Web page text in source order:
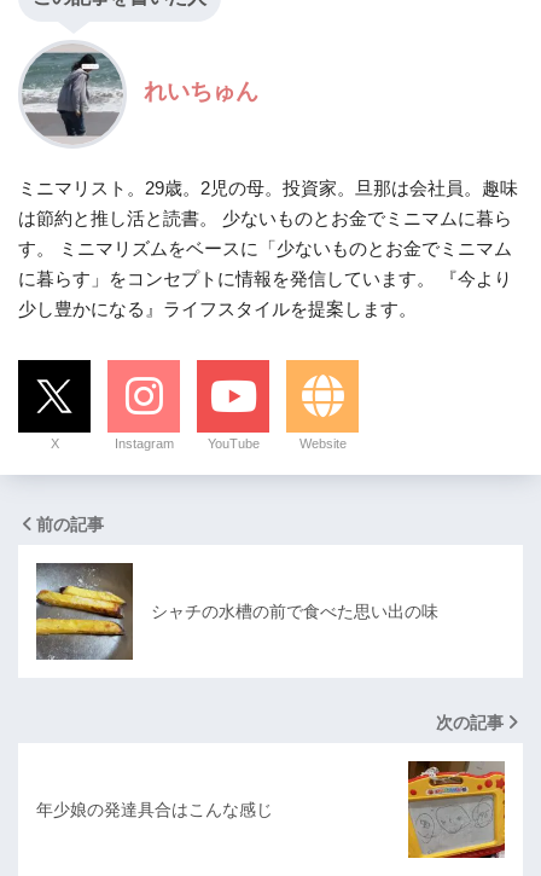
れいちゅん
ミニマリスト。29歳。2児の母。投資家。旦那は会社員。趣味
は節約と推し活と読書。 少ないものとお金でミニマムに暮ら
す。 ミニマリズムをベースに「少ないものとお金でミニマム
に暮らす」をコンセプトに情報を発信しています。 『今より
少し豊かになる』ライフスタイルを提案します。
X Instagram YouTube Website
前の記事
シャチの水槽の前で食べた思い出の味
次の記事
年少娘の発達具合はこんな感じ